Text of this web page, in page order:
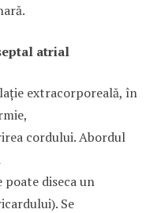
atrial
extracorporeală, în
cordului. Abordul
diseca un
Se